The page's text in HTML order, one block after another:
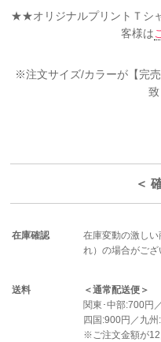
★★オリジナルプリントＴシ
客様は
※注文サイズ/カラーが【完
致
＜
在庫確認
在庫変動の激し
れ）の場合がござ
送料
＜通常配送便＞
関東･中部:700円
四国:900円／九州
※ご注文金額が